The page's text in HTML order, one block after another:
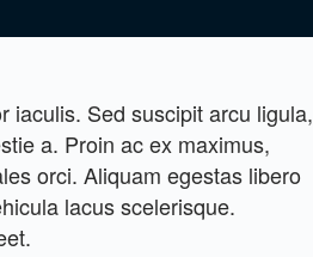
iaculis. Sed suscipit arcu ligula,
a. Proin ac ex maximus,
orci. Aliquam egestas libero
lacus scelerisque.